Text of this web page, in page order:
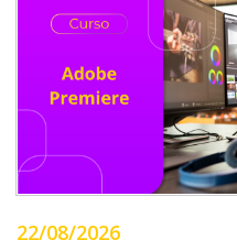
22/08/2026